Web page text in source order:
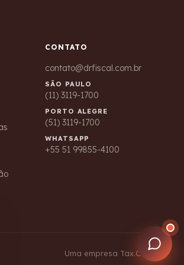
CONTATO
contato@drfiscal.com.br
SÃO PAULO
(11) 3119-1700
PORTO ALEGRE
(51) 3119-1700
WHATSAPP
+55 51 99855-4100
Uma empresa Tax.Co
Online agora · respondemos em minutos